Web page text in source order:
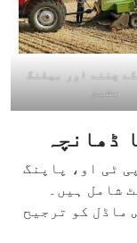
چننے اور بیلنگ
مشین
ڈھانچہ
ٹی او، پاپنگ
شامل ہیں۔
ماڈل کو ترجیح